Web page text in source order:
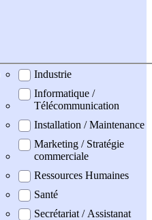
Industrie
Informatique /
Télécommunication
Installation / Maintenance
Marketing / Stratégie
commerciale
Ressources Humaines
Santé
Secrétariat / Assistanat